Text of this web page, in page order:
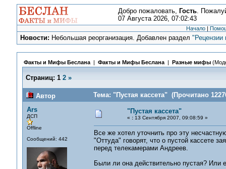
Добро пожаловать, Гость.
07 Августа 2026, 07:02:43
Начало |
Новости: Небольшая реорганизация. Добавлен раздел"Рецензии
Факты и Мифы Беслана| Факты и Мифы Беслана| Разные мифы
Страниц: 1 2 »
Автор
Тема: "Пустая кассета" (Прочитано
Ars
ДСП
Offline
Сообщений: 442
"Пустая кассета"
« :13 Сентября 2007, 09:08:59 »
Все же хотел уточнить про эту
"Оттуда" говорят, что о пустой кассете
перед телекамерами Андреев.
Были ли она действительно пустая? Или